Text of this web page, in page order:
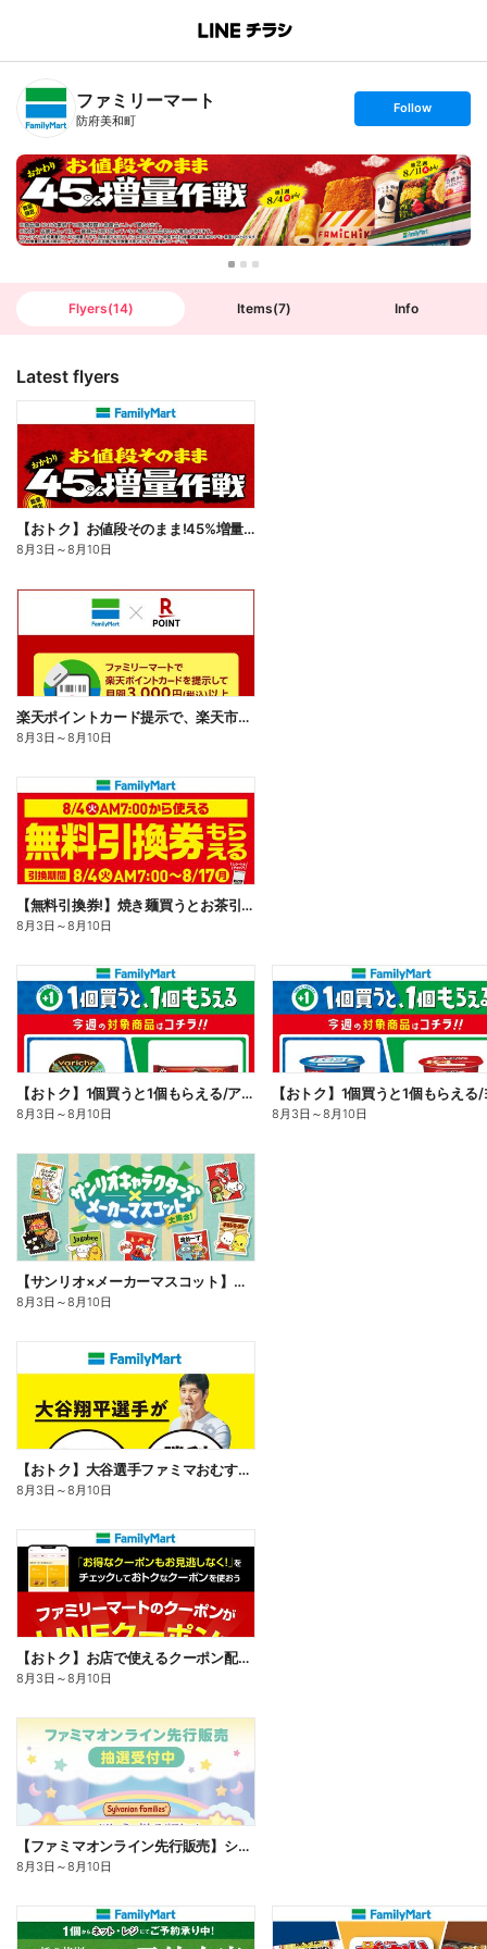
B
n
T
ファミリーマート
防府美和町
s
t
o
l
l
o
w
Follow
Flyers(14) Items(7) Info
Latest flyers
【おトク】お値段そのまま!45%増量作戦!
8月3日 ～8月10日
楽天ポイントカード提示で、楽天市場でのお買い物がおトクに!
8月3日 ～8月10日
【無料引換券!】焼き麺買うとお茶引換券貰える!
8月3日 ～8月10日
【おトク】1個買うと1個もらえる/アイス
8月3日 ～8月10日 8月3日 ～8月10日
【サンリオ×メーカーマスコット】オリジナルグッズ貰える!
8月3日 ～8月10日
【おトク】大谷選手ファミマおむすび割
8月3日 ～8月10日
【おトク】お店で使えるクーポン配信中
8月3日 ～8月10日
【ファミマオンライン先行販売】シルバニアファミリー
8月3日 ～8月10日